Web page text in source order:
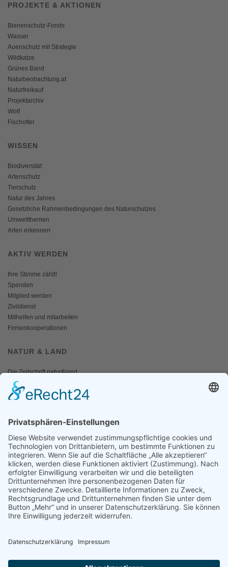
PROJEKTE & AKTIONEN
Bienenschutz-Fonds
Wasser
Auenschutz mit Strategie
Wildkatze
Grünes Band
Naturbeobachtung.at
Naturfreikauf
Projektarchiv
Wolf
Fischotter
WISSEN
Biodiversität
Artenschutz
Tierschutz
Natur des Jahres
Gesetzliche Rahmenbedingungen des Naturschutzes
Umweltthemen
Arten erkennen
AKTIV WERDEN
Ihre Stimme zählt!
Spenden
Mitglied werden
Zivildienst
Mithelfen und mitarbeiten
Firmenkooperationen
NATUR & LAND
Die Zeitschrift natur&land
Archiv
Mediadaten
Fotos und Logos
Presseaussendungen
Presse
Presseinformationen abonnieren
ÜBER UNS
Naturschutzbund
Naturschutzjugend